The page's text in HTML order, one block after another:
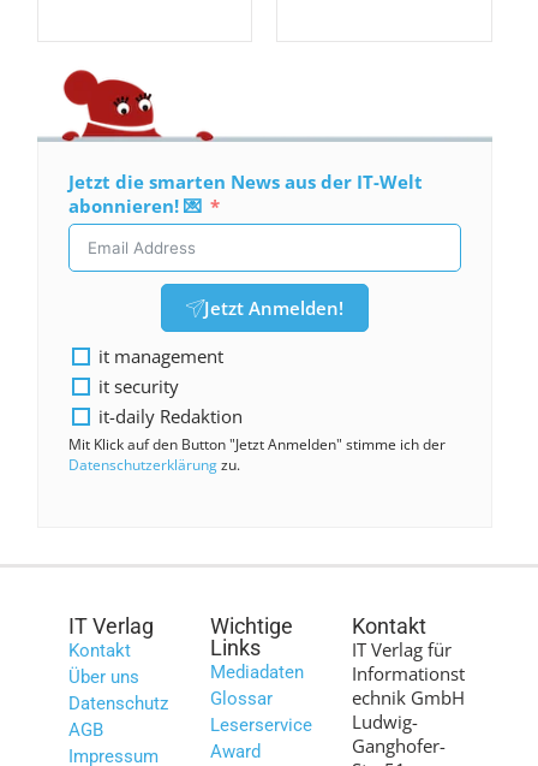
Jetzt die smarten News aus der IT-Welt
abonnieren! 💌
Jetzt Anmelden!
it management
it security
it-daily Redaktion
Mit Klick auf den Button "Jetzt Anmelden" stimme ich der
Datenschutzerklärungzu.
IT Verlag
Kontakt
Über uns
Datenschutz
AGB
Impressum
Wichtige
Links
Mediadaten
Glossar
Leserservice
Award
Kontakt
IT Verlag für
Informationst
echnik GmbH
Ludwig-
Ganghofer-